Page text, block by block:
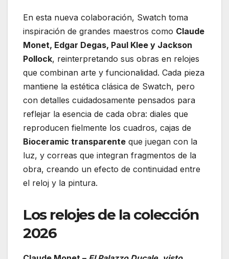
En esta nueva colaboración, Swatch toma
inspiración de grandes maestros como Claude
Monet, Edgar Degas, Paul Klee y Jackson
Pollock, reinterpretando sus obras en relojes
que combinan arte y funcionalidad. Cada pieza
mantiene la estética clásica de Swatch, pero
con detalles cuidadosamente pensados para
reflejar la esencia de cada obra: diales que
reproducen fielmente los cuadros, cajas de
Bioceramic transparente que juegan con la
luz, y correas que integran fragmentos de la
obra, creando un efecto de continuidad entre
el reloj y la pintura.
Los relojes de la colección
2026